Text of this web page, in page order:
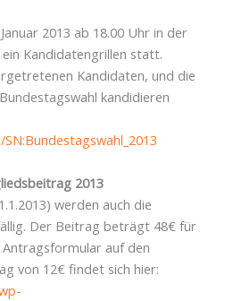
2013 ab 18.00 Uhr in der
Kandidatengrillen statt.
Kandidaten, und die
kandidieren
2013
werden auch die
Der Beitrag beträgt 48€ für
auf den
von 12€ findet sich hier: